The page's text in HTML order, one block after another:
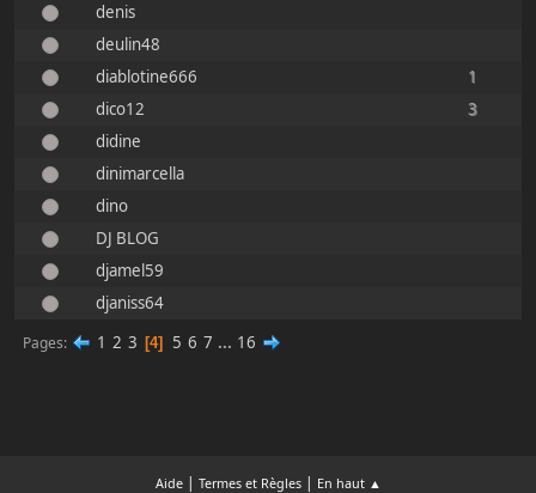
denis
deulin48
diablotine666
1
dico12
3
didine
dinimarcella
dino
DJ BLOG
djamel59
djaniss64
Pages 1 2 3 4 5 6 7 ... 16
Aide| Termes et Règles| En haut ▲